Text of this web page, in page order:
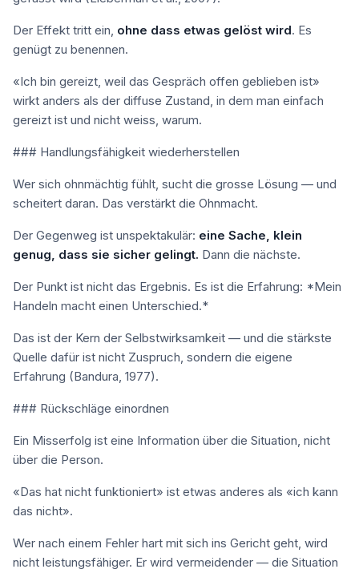
Der Effekt tritt ein, ohne dass etwas gelöst wird. Es
genügt zu benennen.
«Ich bin gereizt, weil das Gespräch offen geblieben ist»
wirkt anders als der diffuse Zustand, in dem man einfach
gereizt ist und nicht weiss, warum.
### Handlungsfähigkeit wiederherstellen
Wer sich ohnmächtig fühlt, sucht die grosse Lösung — und
scheitert daran. Das verstärkt die Ohnmacht.
Der Gegenweg ist unspektakulär: eine Sache, klein
genug, dass sie sicher gelingt. Dann die nächste.
Der Punkt ist nicht das Ergebnis. Es ist die Erfahrung: *Mein
Handeln macht einen Unterschied.*
Das ist der Kern der Selbstwirksamkeit — und die stärkste
Quelle dafür ist nicht Zuspruch, sondern die eigene
Erfahrung (Bandura, 1977).
### Rückschläge einordnen
Ein Misserfolg ist eine Information über die Situation, nicht
über die Person.
«Das hat nicht funktioniert» ist etwas anderes als «ich kann
das nicht».
Wer nach einem Fehler hart mit sich ins Gericht geht, wird
nicht leistungsfähiger. Er wird vermeidender — die Situation